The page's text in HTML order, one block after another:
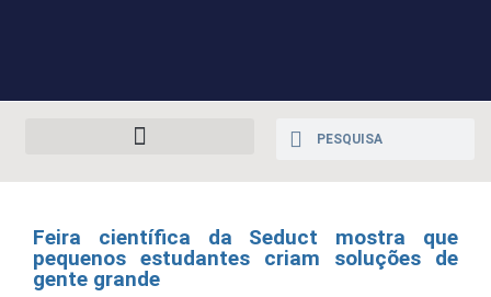
Feira científica da Seduct mostra que
pequenos estudantes criam soluções de
gente grande